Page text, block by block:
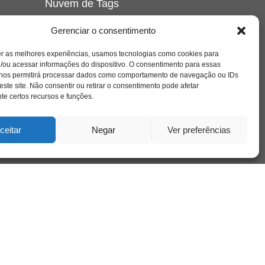
Gerenciar o consentimento
as melhores experiências, usamos tecnologias como cookies para
ou acessar informações do dispositivo. O consentimento para essas
permitirá processar dados como comportamento de navegação ou IDs
site. Não consentir ou retirar o consentimento pode afetar
certos recursos e funções.
Negar Ver preferências
Nuvem de Tags
crianca cuidado cultura depressao
educação família filme
freud infância insight jung liberdade livro
loucura luto maternidade
psicologia relato